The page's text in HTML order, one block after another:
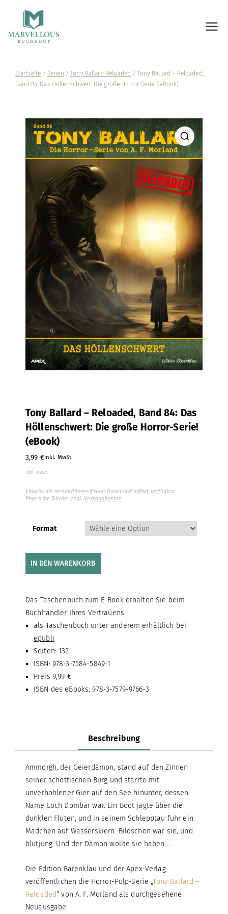
Startseite / Serien /Tony Ballard Reloaded / Tony Ballard – Reloaded,
Band 84: Das Höllenschwert: Die große Horror-Serie! (eBook)
Tony Ballard – Reloaded, Band 84: Das
Höllenschwert: Die große Horror-Serie!
(eBook)
3,99 €inkl. MwSt.
inkl. MwSt.
Ebooks als versandkostenfreier Download sofort verfügbar
Physische Bücher zzgl. Versandkosten
Format
IN DEN WARENKORB
Das Taschenbuch zum E-Book erhalten Sie beim
Buchhändler Ihres Vertrauens.
als Taschenbuch unter anderem erhältlich bei
epubli
Seiten: 132
ISBN: 978-3-7584-5849-1
Preis 9,99 €
ISBN des eBooks: 978-3-7579-9766-3
Beschreibung
Ammorgh, der Geierdämon, stand auf den Zinnen
seiner schottischen Burg und starrte mit
unverhohlener Gier auf den See hinunter, dessen
Name Loch Dombar war. Ein Boot jagte über die
dunklen Fluten, und in seinem Schlepptau fuhr ein
Mädchen auf Wasserskiern. Bildschön war sie, und
blutjung. Und der Dämon wollte sie haben …
Die Edition Bärenklau und der Apex-Verlag
veröffentlichen die Horror-Pulp-Serie „Tony Ballard –
Reloaded“ von A. F. Morland als durchgesehene
Neuausgabe.